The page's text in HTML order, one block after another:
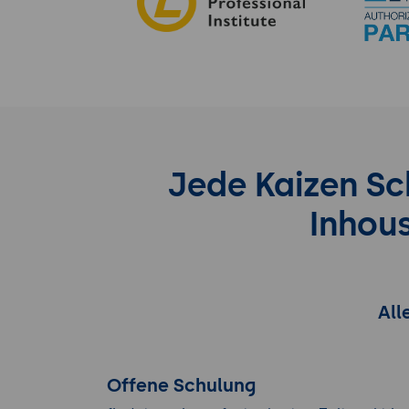
Jede Kaizen
Offene Schulung